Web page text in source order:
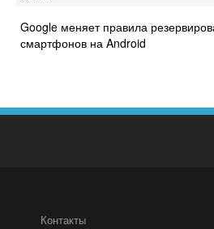
Google меняет правила
смартфонов на Android
Контакты